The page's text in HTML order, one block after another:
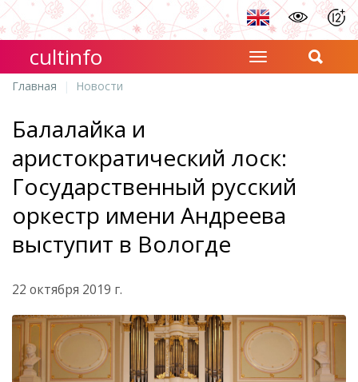
cultinfo
Главная Новости
Балалайка и
аристократический лоск:
Государственный русский
оркестр имени Андреева
выступит в Вологде
22 октября 2019 г.